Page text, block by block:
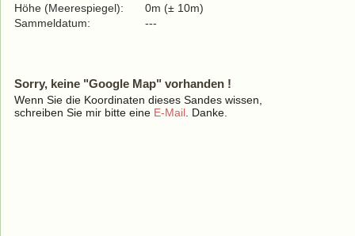
Höhe (Meerespiegel):
0m (± 10m)
Sammeldatum:
---
Sorry, keine "Google Map" vorhanden !
Wenn Sie die Koordinaten dieses Sandes wissen,
schreiben Sie mir bitte eine E-Mail . Danke.